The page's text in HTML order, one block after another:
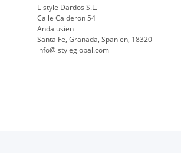
L-style Dardos S.L.
Calle Calderon 54
Andalusien
Santa Fe, Granada, Spanien, 18320
info@lstyleglobal.com